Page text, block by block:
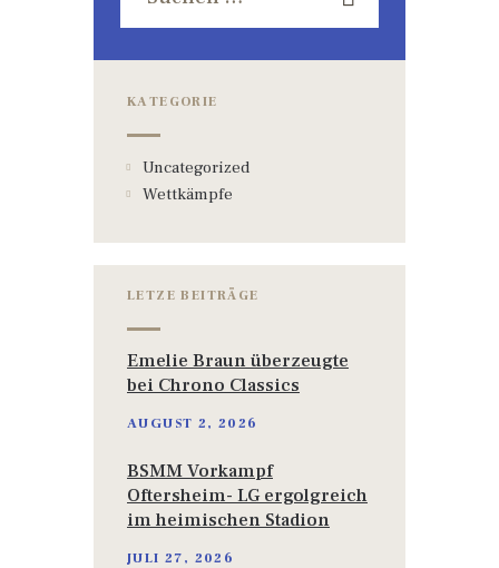
KATEGORIE
Uncategorized
Wettkämpfe
LETZE BEITRÄGE
Emelie Braun überzeugte
bei Chrono Classics
AUGUST 2, 2026
BSMM Vorkampf
Oftersheim- LG ergolgreich
im heimischen Stadion
JULI 27, 2026